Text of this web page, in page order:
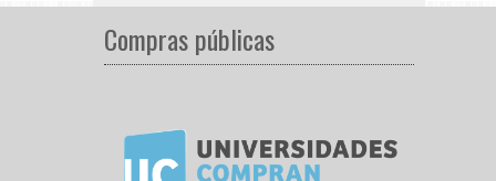
Compras públicas